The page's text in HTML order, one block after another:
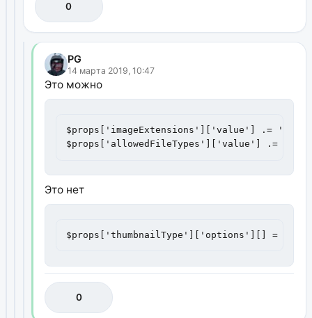
0
PG
14 марта 2019, 10:47
Это можно
$props['imageExtensions']['value'] .=
$props['allowedFileTypes']['value'] .=
Это нет
$props['thumbnailType']['options'][] =
0